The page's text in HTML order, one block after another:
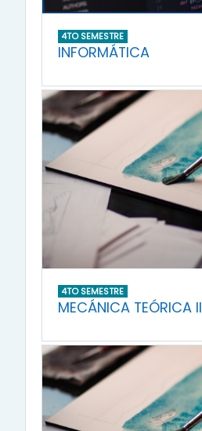
4TO SEMESTRE
INFORMÁTICA
4TO SEMESTRE
MECÁNICA TEÓRICA II